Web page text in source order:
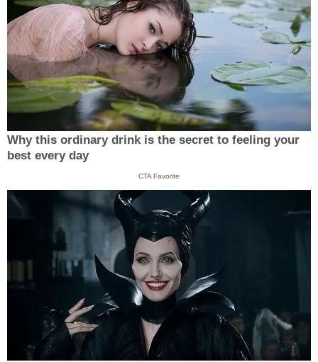
Why this ordinary drink is the secret to feeling your
best every day
CTA Favorite